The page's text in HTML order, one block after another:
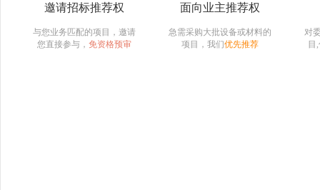
邀请招标推荐权
与您业务匹配的项目，邀请
您直接参与， 免资格预审
面向业主推荐权
急需采购大批设备或材料的
项目，我们优先推荐
对
目